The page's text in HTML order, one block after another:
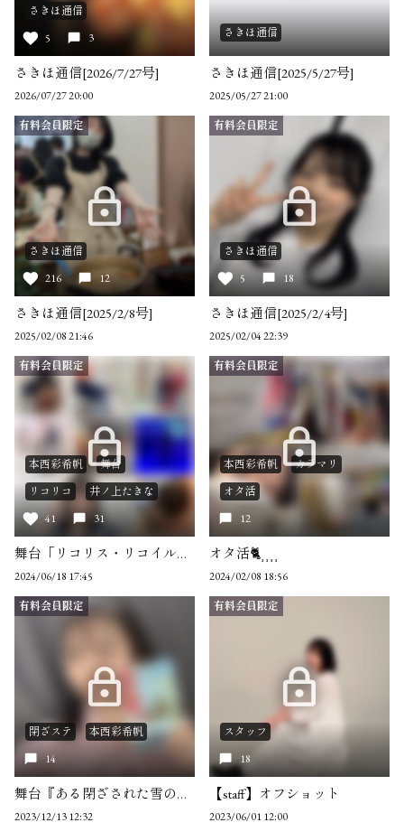
さきほ通信
5
3
さきほ通信[2026/7/27号]
2026/07/27 20:00
さきほ通信
さきほ通信[2025/5/27号]
2025/05/27 21:00
有料会員限定
さきほ通信
216
12
さきほ通信[2025/2/8号]
2025/02/08 21:46
有料会員限定
さきほ通信
5
18
さきほ通信[2025/2/4号]
2025/02/04 22:39
有料会員限定
本西彩希帆
舞台
リコリコ
井ノ上たきな
41
31
舞台「リコリス・リコイル」 Life wonʼt wait.
2024/06/18 17:45
有料会員限定
本西彩希帆
カラマリ
オタ活
12
オタ活🐈⸒⸒⸒⸒
2024/02/08 18:56
有料会員限定
閉ざステ
本西彩希帆
14
舞台『ある閉ざされた雪の山荘で』 オフショット
2023/12/13 12:32
有料会員限定
スタッフ
18
【staff】オフショット
2023/06/01 12:00